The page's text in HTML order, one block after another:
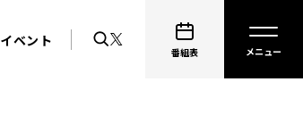
イベント
番組表